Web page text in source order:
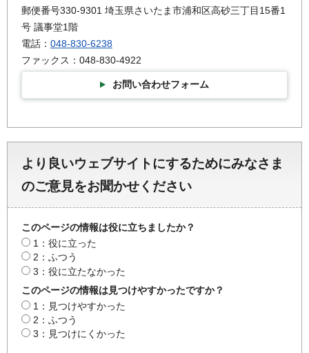
郵便番号330-9301 埼玉県さいたま市浦和区高砂三丁目15番1
号 議事堂1階
電話： 048-830-6238
ファックス：048-830-4922
お問い合わせフォーム
より良いウェブサイトにするためにみなさま
のご意見をお聞かせください
このページの情報は役に立ちましたか？
1：役に立った
2：ふつう
3：役に立たなかった
このページの情報は見つけやすかったですか？
1：見つけやすかった
2：ふつう
3：見つけにくかった